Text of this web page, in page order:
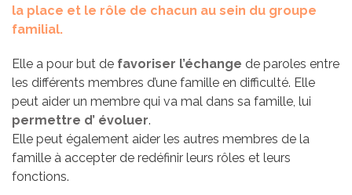
la place et le rôle de chacun au sein du groupe
familial.
Elle a pour but de favoriser l’échange de paroles entre
les différents membres d’une famille en difficulté. Elle
peut aider un membre qui va mal dans sa famille, lui
permettre d’ évoluer.
Elle peut également aider les autres membres de la
famille à accepter de redéfinir leurs rôles et leurs
fonctions.